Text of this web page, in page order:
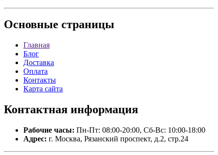
Основные страницы
Главная
Блог
Доставка
Оплата
Контакты
Карта сайта
Контактная информация
Рабочие часы: Пн-Пт: 08:00-20:00, Сб-Вс: 10:00-18:00
Адрес: г. Москва, Рязанский проспект, д.2, стр.24